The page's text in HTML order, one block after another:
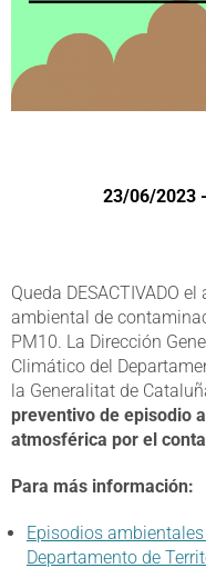
23/06/2023
Queda DESACTIVADO
ambiental de
PM10. La Dirección
Climático del
la Generalitat de
preventivo de episodio
atmosférica por el
Para más información:
Episodios
Departamento de